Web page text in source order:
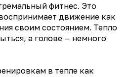
фитнес. Это
движение как
своим состоянием. Тепло
а голове — немного
в тепле как